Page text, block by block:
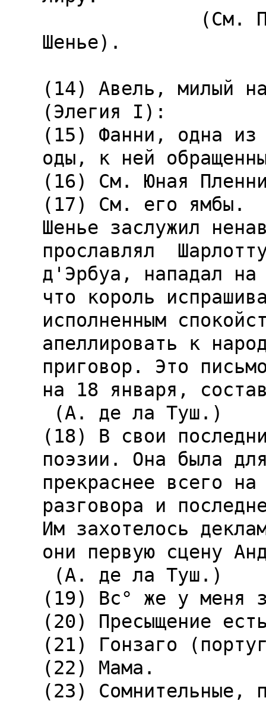
Шенье).
(14) Авель, милый
(Элегия I):
(15) Фанни, одна из
оды, к ней
(16) См. Юная
(17) См. его ямбы.
Шенье заслужил
прославлял
д'Эрбуа, нападал
что король
исполненным
апеллировать к
приговор. Это
на 18 января,
(18) В свои
поэзии. Она была
прекраснее всего
разговора и
Им захотелось
они первую сцену
(19) Вс° же у меня
(20) Пресыщение
(21) Гонзаго
(22) Мама.
(23) Сомнительные,